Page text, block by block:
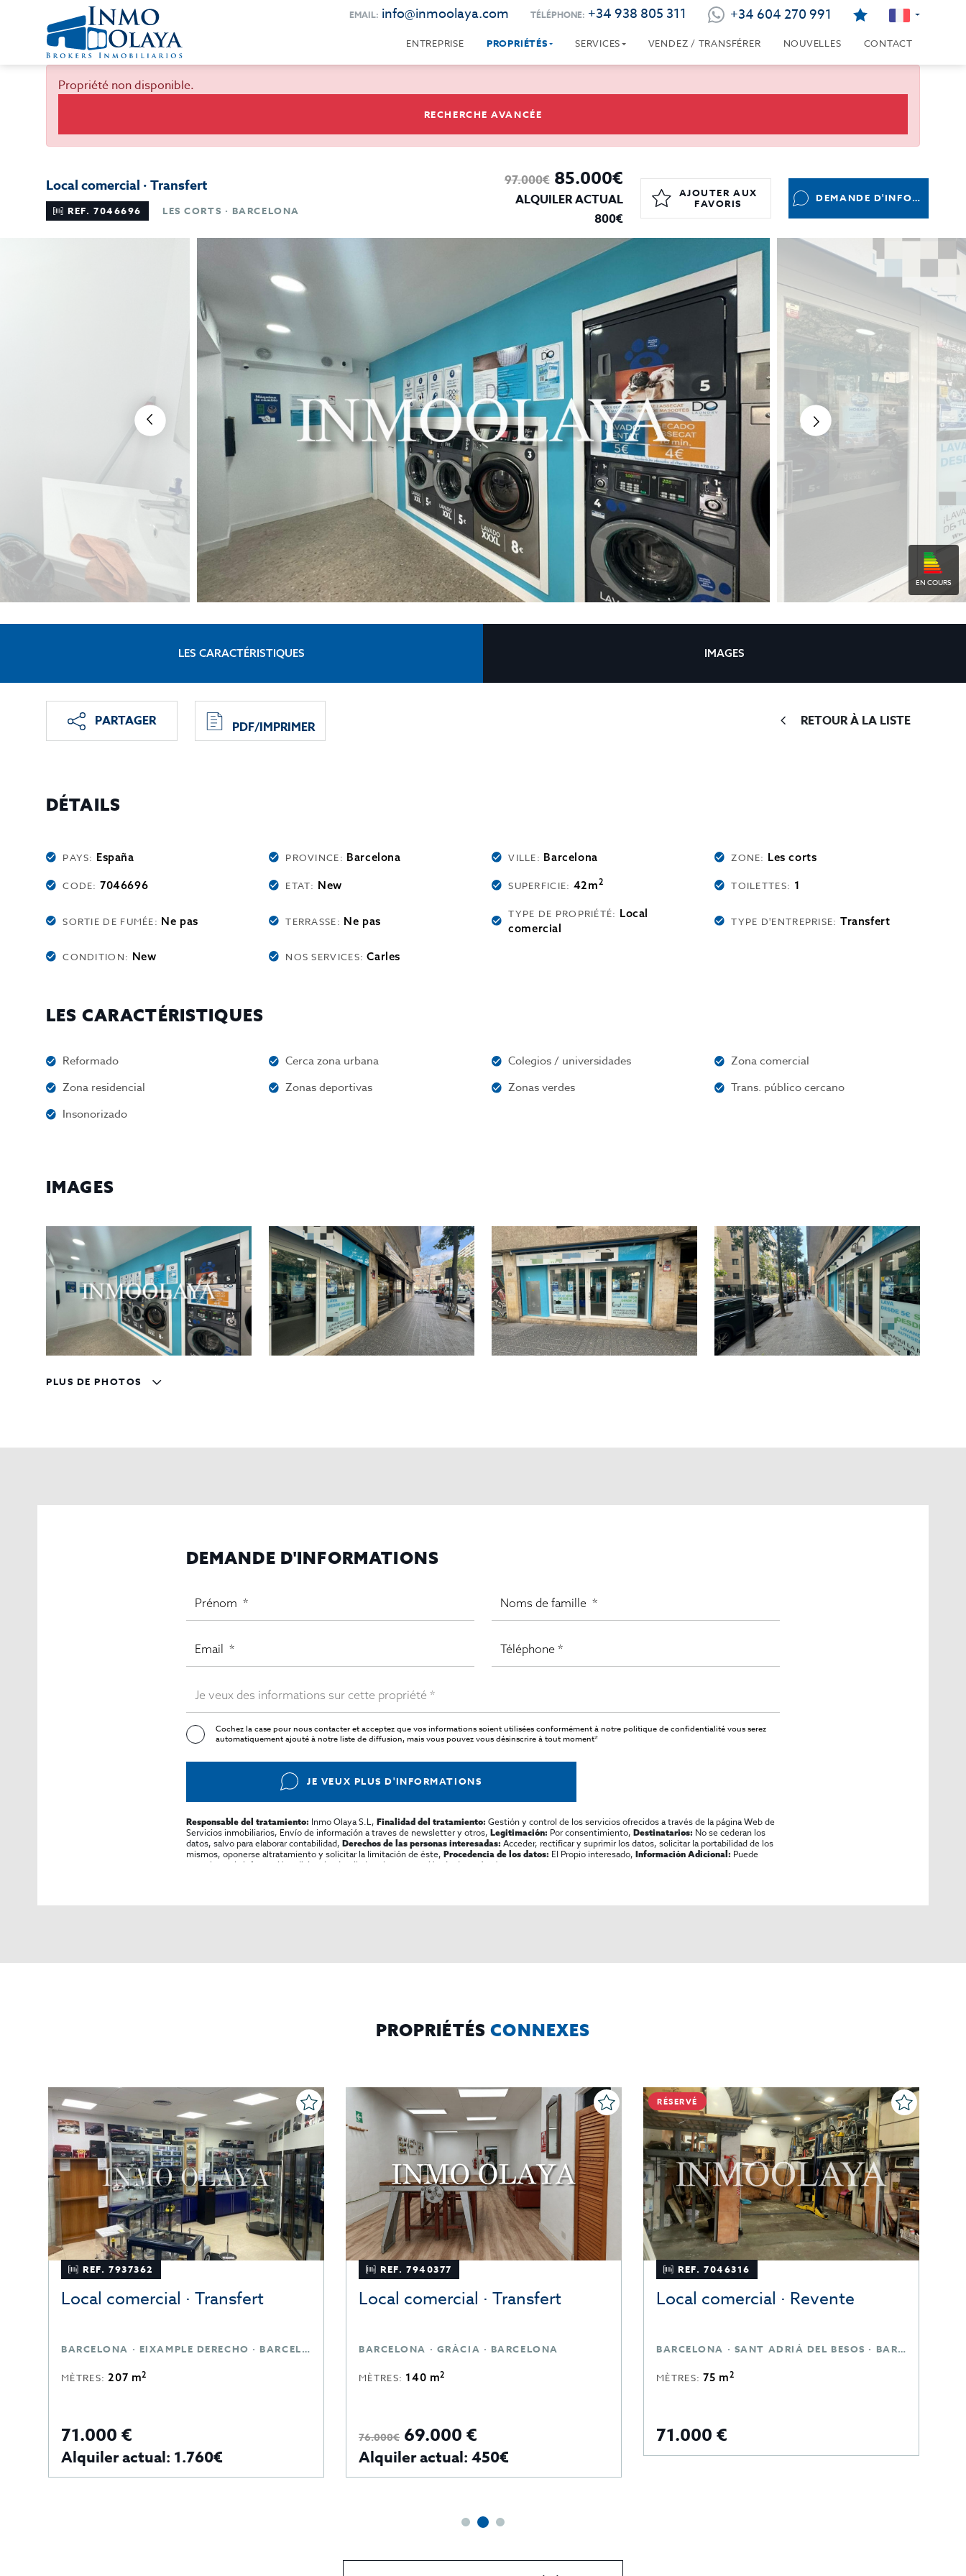
EMAIL: info@inmoolaya.com TÉLÉPHONE: +34 938 805 311 +34 604 270 991
ENTREPRISE PROPRIÉTÉS SERVICES VENDEZ / TRANSFÉRER NOUVELLES CONTACT
Propriété non disponible.
RECHERCHE AVANCÉE
Local comercial · Transfert
REF. 7046696 LES CORTS · BARCELONA
97.000€85.000€
ALQUILER ACTUAL
800€
AJOUTER AUX
FAVORIS
DEMANDE D'INFORMATIONS
EN COURS
LES CARACTÉRISTIQUES IMAGES
PARTAGER PDF/IMPRIMER RETOUR À LA LISTE
DÉTAILS
PAYS: España PROVINCE: Barcelona VILLE: Barcelona ZONE: Les corts
CODE:7046696 ETAT: New SUPERFICIE: 42m2 TOILETTES: 1
SORTIE DE FUMÉE: Ne pas TERRASSE: Ne pas
TYPE DE PROPRIÉTÉ: Local
comercial
TYPE D'ENTREPRISE: Transfert
CONDITION: New NOS SERVICES:Carles
LES CARACTÉRISTIQUES
Reformado Cerca zona urbana Colegios / universidades
Zona comercial
Zona residencial
Zonas deportivas Zonas verdes
Trans. público cercano
Insonorizado
IMAGES
PLUS DE PHOTOS
DEMANDE D'INFORMATIONS
Cochez la case pour nous contacter et acceptez que vos informations soient utilisées conformément à notrepolitique de confidentialitévous serez
automatiquement ajouté à notre liste de diffusion, mais vous pouvez vous désinscrire à tout moment*
JE VEUX PLUS D'INFORMATIONS
Responsable del tratamiento: Inmo Olaya S.L, Finalidad del tratamiento: Gestión y control de los servicios ofrecidos a través de la página Web de
Servicios inmobiliarios, Envío de información a traves de newsletter y otros, Legitimación: Por consentimiento, Destinatarios: No se cederan los
datos, salvo para elaborar contabilidad, Derechos de las personas interesadas: Acceder, rectificar y suprimir los datos, solicitar la portabilidad de los
mismos, oponerse altratamiento y solicitar la limitación de éste, Procedencia de los datos: El Propio interesado, Información Adicional: Puede
consultarse la información adicional y detallada sobre protección de datos
Aquí.
PROPRIÉTÉS CONNEXES
REF. 7937362
Local comercial · Transfert
BARCELONA · EIXAMPLE DERECHO · BARCELONA
MÈTRES:207 m2
71.000 €
Alquiler actual: 1.760€
REF. 7940377
Local comercial · Transfert
BARCELONA · GRÀCIA · BARCELONA
MÈTRES: 140 m2
76.000€ 69.000 €
Alquiler actual: 450€
RÉSERVÉ
REF. 7046316
Local comercial · Revente
BARCELONA · SANT ADRIÁ DEL BESOS · BARCELONA
MÈTRES:75 m2
71.000 €